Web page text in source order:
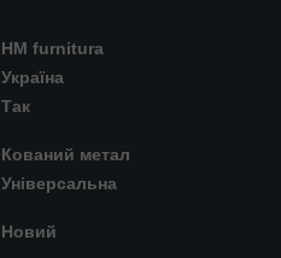
HM furnitura
Україна
Так
Кований метал
Універсальна
Новий